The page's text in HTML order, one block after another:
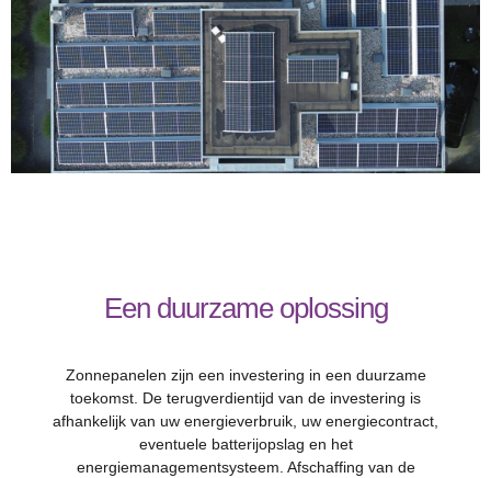
Een duurzame oplossing
Zonnepanelen zijn een investering in een duurzame
toekomst. De terugverdientijd van de investering is
afhankelijk van uw energieverbruik, uw energiecontract,
eventuele batterijopslag en het
energiemanagementsysteem. Afschaffing van de